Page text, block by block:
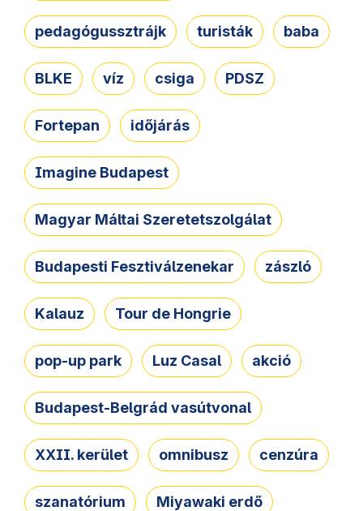
pedagógussztrájk turisták baba
BLKE víz csiga PDSZ
Fortepan időjárás
Imagine Budapest
Magyar Máltai Szeretetszolgálat
Budapesti Fesztiválzenekar zászló
Kalauz Tour de Hongrie
pop-up park Luz Casal akció
Budapest-Belgrád vasútvonal
XXII. kerület omnibusz cenzúra
szanatórium Miyawaki erdő